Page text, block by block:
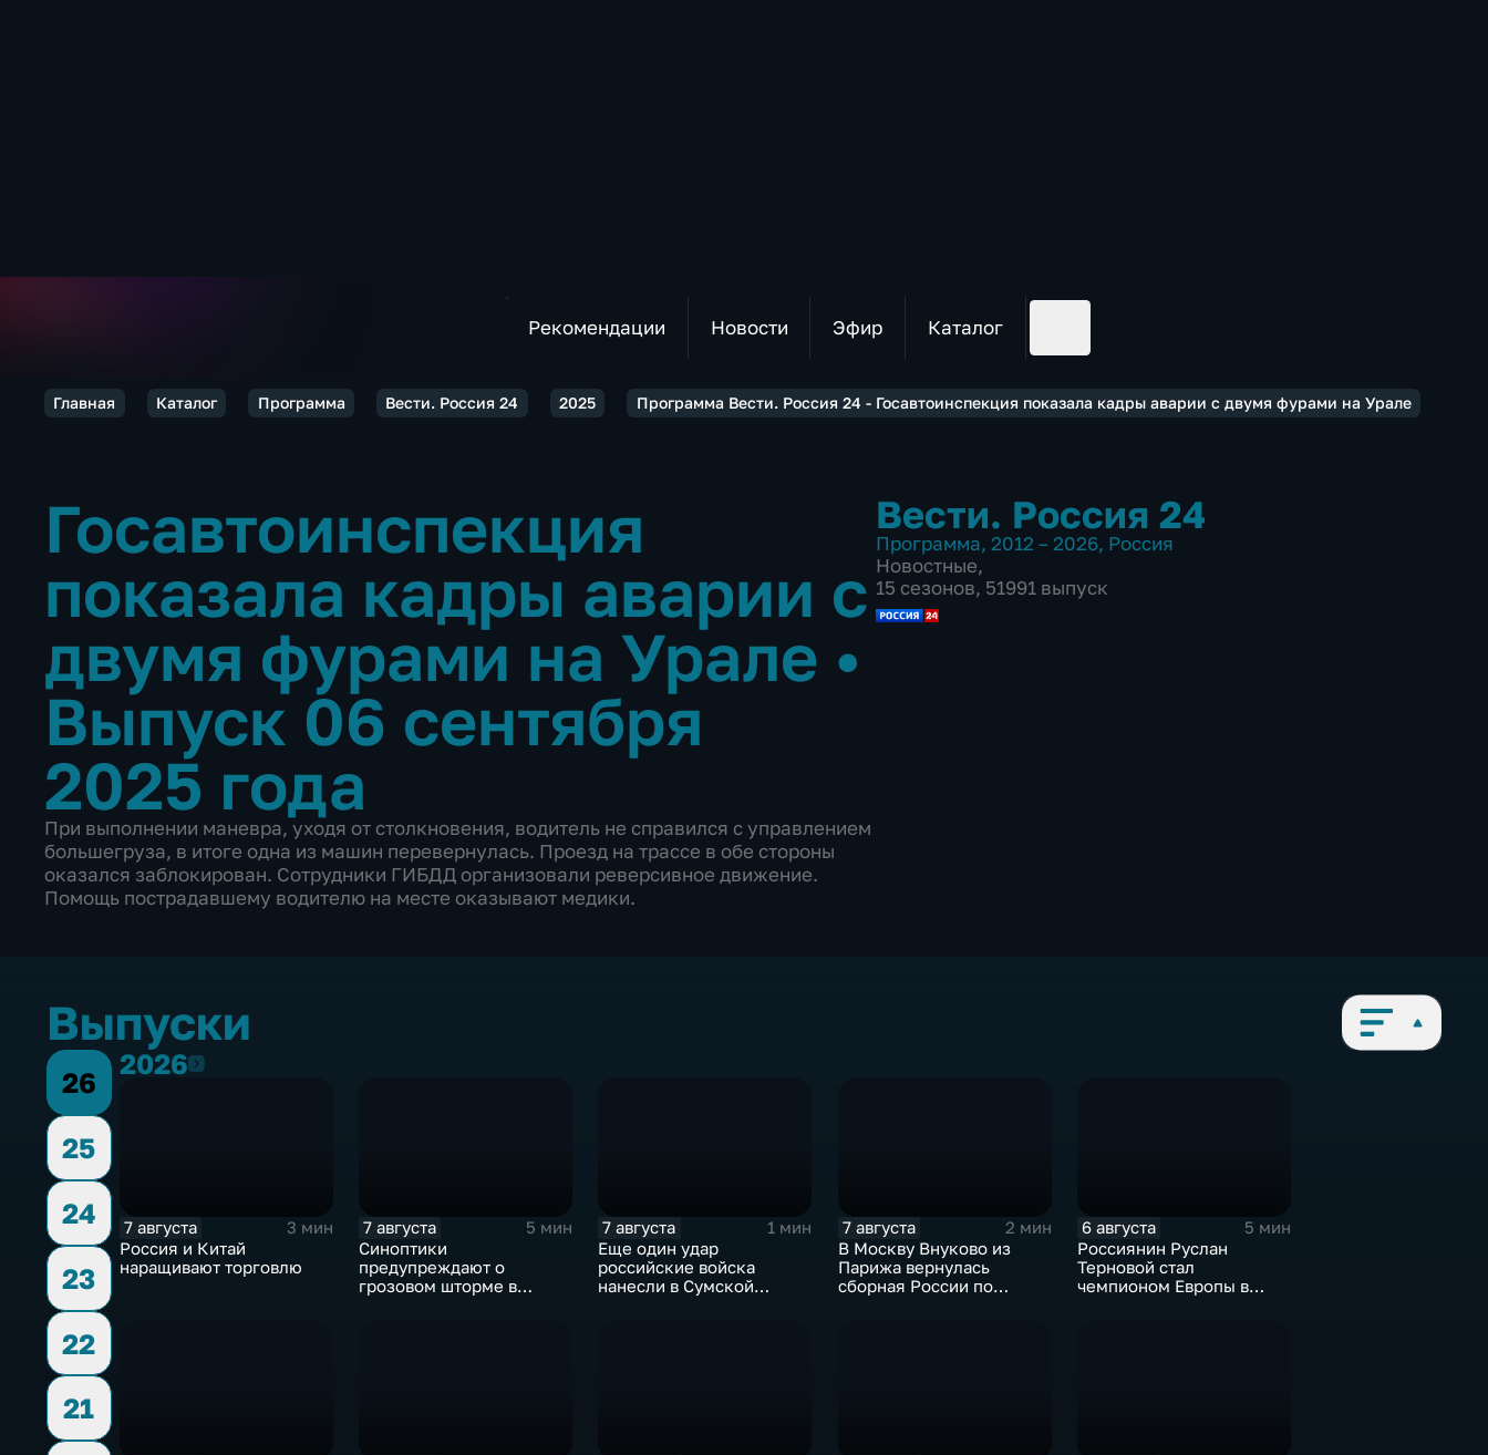
Рекомендации Новости Эфир Каталог
Главная Каталог Программа Вести. Россия 24 2025 Программа Вести. Россия 24 - Госавтоинспекция показала кадры аварии с двумя фурами на Урале
Госавтоинспекция
показала кадры аварии с
двумя фурами на Урале •
Выпуск 06 сентября
2025 года
При выполнении маневра, уходя от столкновения, водитель не справился с управлением
большегруза, в итоге одна из машин перевернулась. Проезд на трассе в обе стороны
оказался заблокирован. Сотрудники ГИБДД организовали реверсивное движение.
Помощь пострадавшему водителю на месте оказывают медики.
Вести. Россия 24
Программа, 2012 – 2026, Россия
Новостные,
15 сезонов, 51991 выпуск
Выпуски
26
25
24
23
22
21
20262026
7 августа
3 мин
Россия и Китай
наращивают торговлю
7 августа
5 мин
Синоптики
предупреждают о
грозовом шторме в
7 августа
1 мин
Еще один удар
российские войска
нанесли в Сумской
7 августа
2 мин
В Москву Внуково из
Парижа вернулась
сборная России по
6 августа
5 мин
Россиянин Руслан
Терновой стал
чемпионом Европы в